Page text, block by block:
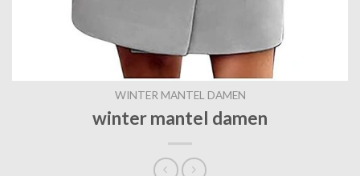
WINTER MANTEL DAMEN
winter mantel damen